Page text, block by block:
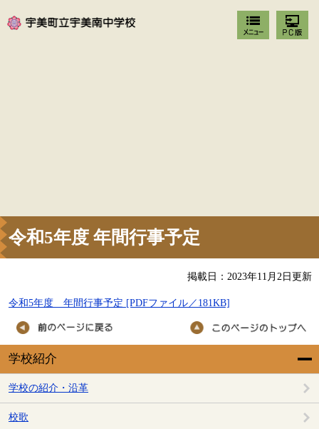
学校紹介
学校の紹介・沿革
校歌
令和5年度 年間行事予定
掲載日：2023年11月2日更新
令和5年度 年間行事予定 [PDFファイル／181KB]